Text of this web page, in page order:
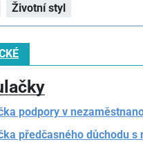
Životní styl
podpory v
předčasného důchodu s